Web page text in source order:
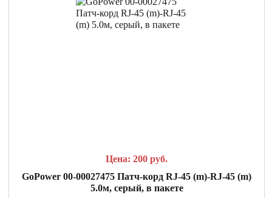
Цена: 200 руб.
GoPower 00-00027475 Патч-корд RJ-45 (m)-RJ-45 (m)
5.0м, серый, в пакете